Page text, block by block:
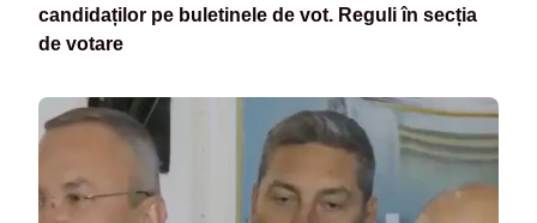
candidaților pe buletinele de vot. Reguli în secția
de votare